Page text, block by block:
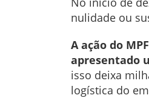
nulidade ou
A ação do
apresentado
isso deixa
logística do